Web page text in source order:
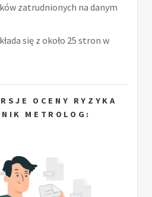
zatrudnionych na danym
się z około 25 stron w
OCENY RYZYKA
METROLOG: